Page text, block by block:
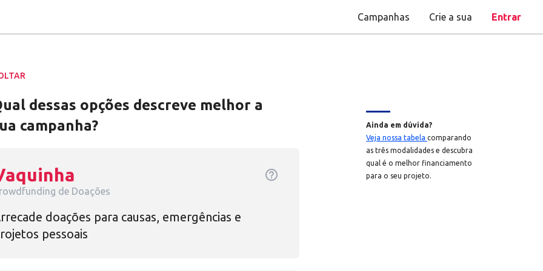
Campanhas Crie a sua Entrar
dessas opções descreve melhor a
campanha?
help_outline
de Doações
doações para causas, emergências e
pessoais
Ainda em dúvida?
Veja nossa tabela comparando
as três modalidades e descubra
qual é o melhor financiamento
para o seu projeto.